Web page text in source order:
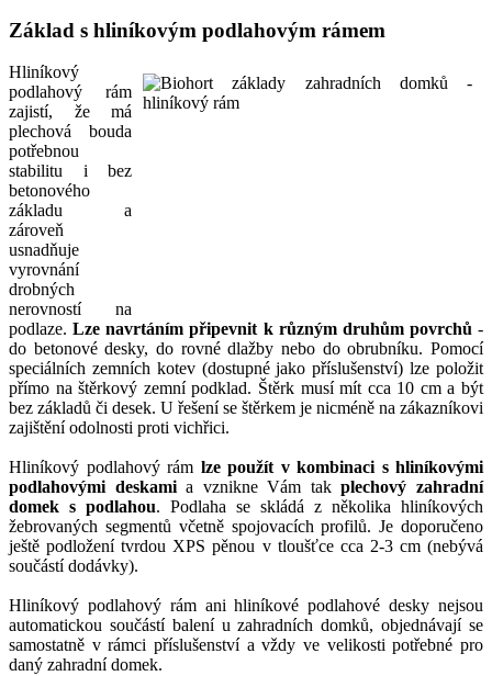
Základ s hliníkovým podlahovým rámem
Hliníkový
podlahový rám
zajistí, že má
plechová bouda
potřebnou
stabilitu i bez
betonového
základu a
zároveň
usnadňuje
vyrovnání
drobných
nerovností na
podlaze.Lze navrtáním připevnit k různým druhům povrchů-
do betonové desky, do rovné dlažby nebo do obrubníku. Pomocí
speciálních zemních kotev (dostupné jako příslušenství) lze položit
přímo na štěrkový zemní podklad. Štěrk musí mít cca 10 cm a být
bez základů či desek. U řešení se štěrkem je nicméně na zákazníkovi
zajištění odolnosti proti vichřici.
Hliníkový podlahový rám lze použít v kombinaci s hliníkovými
podlahovými deskamia vznikne Vám takplechový zahradní
domek s podlahou. Podlaha se skládá z několika hliníkových
žebrovaných segmentů včetně spojovacích profilů. Je doporučeno
ještě podložení tvrdou XPS pěnou v tloušťce cca 2-3 cm (nebývá
součástí dodávky).
Hliníkový podlahový rám ani hliníkové podlahové desky nejsou
automatickou součástí balení u zahradních domků, objednávají se
samostatně v rámci příslušenství a vždy ve velikosti potřebné pro
daný zahradní domek.